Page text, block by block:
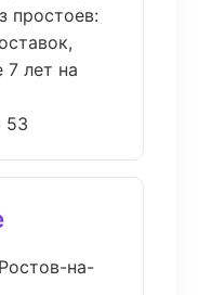
простоев:
7 лет на
53
на-